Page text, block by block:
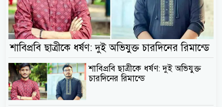
শাবিপ্রবি ছাত্রীকে ধর্ষণ: দুই অভিযুক্ত চারদিনের রিমান্ডে
শাবিপ্রবি ছাত্রীকে ধর্ষণ: দুই অভিযুক্ত
চারদিনের রিমান্ডে